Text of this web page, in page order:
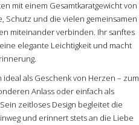
mit einem Gesamtkaratgewicht von
Schutz und die vielen gemeinsamen
miteinander verbinden. Ihr sanftes
elegante Leichtigkeit und macht
als Geschenk von Herzen – zum
Anlass oder einfach als
zeitloses Design begleitet die
und erinnert stets an die Liebe